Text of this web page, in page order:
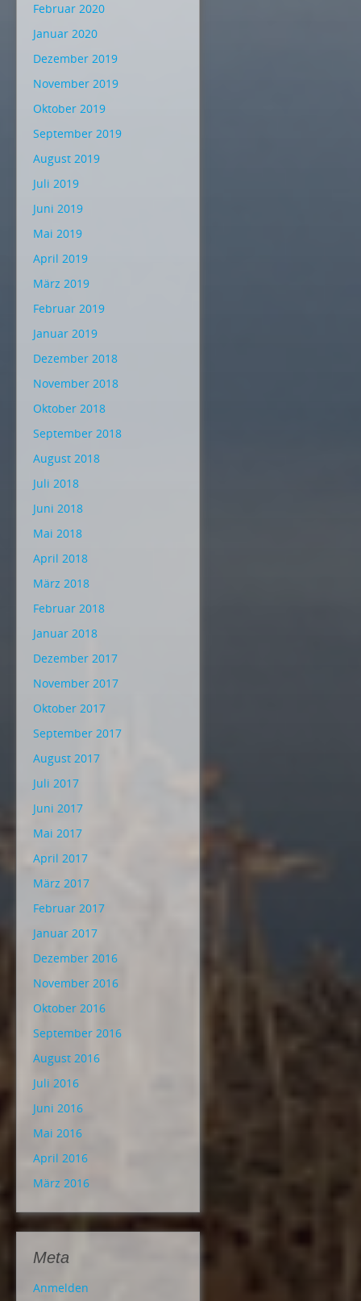
Februar 2020
Januar 2020
Dezember 2019
November 2019
Oktober 2019
September 2019
August 2019
Juli 2019
Juni 2019
Mai 2019
April 2019
März 2019
Februar 2019
Januar 2019
Dezember 2018
November 2018
Oktober 2018
September 2018
August 2018
Juli 2018
Juni 2018
Mai 2018
April 2018
März 2018
Februar 2018
Januar 2018
Dezember 2017
November 2017
Oktober 2017
September 2017
August 2017
Juli 2017
Juni 2017
Mai 2017
April 2017
März 2017
Februar 2017
Januar 2017
Dezember 2016
November 2016
Oktober 2016
September 2016
August 2016
Juli 2016
Juni 2016
Mai 2016
April 2016
März 2016
Meta
Anmelden